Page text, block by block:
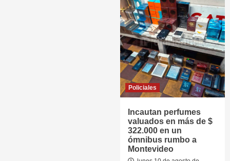
Policiales
Incautan perfumes
valuados en más de $
322.000 en un
ómnibus rumbo a
Montevideo